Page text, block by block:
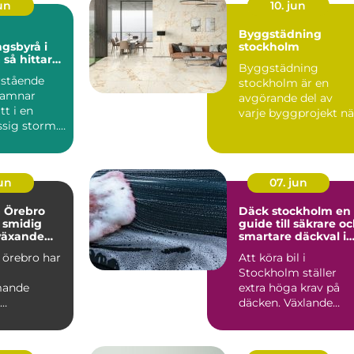
i
i en
storm.
10. jun
Byggstädning
stockholm
Byggstädning
stockholm är en
avgörande del av
varje byggprojekt
har
07. jun
Däck stockholm en
guide till säkrare
smartare däckval i
Att köra bil i
Stockholm ställer
extra höga krav på
däcken. Växlande
kökörning ...